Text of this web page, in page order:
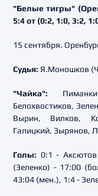
"Белые тигры"
5:4 от (0:2, 1:0, 3:2,
15 сентября.
Судья: Я.Моношков
"Чайка":
Белохвостиков,
Вырин, Вилков,
Галицкий, Зырянов,
Голы: 0:1 -
(Зеленко) - 17:00
43:04 (мен.), 1:4 -